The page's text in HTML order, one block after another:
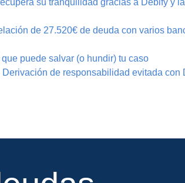
de 27.520€ de deuda con varios
puede salvar (o hundir) tu caso
de responsabilidad evitada con